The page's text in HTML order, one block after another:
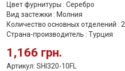
Цвет фурнитуры : Серебро
Вид застежки : Молния
Количество основных отделений : 2
Страна-производитель : Турция
1,166 грн.
Артикул: SHI320-10FL